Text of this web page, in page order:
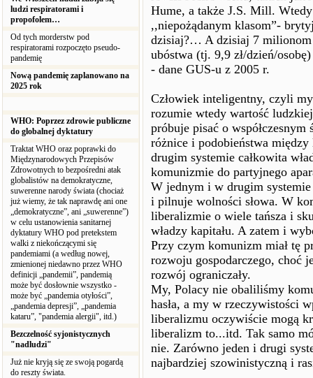
ludzi respiratorami i
propofolem…
Od tych morderstw pod
respiratorami rozpoczęto pseudo-
pandemię
Nową pandemię zaplanowano na
2025 rok
WHO: Poprzez zdrowie publiczne
do globalnej dyktatury
Traktat WHO oraz poprawki do
Międzynarodowych Przepisów
Zdrowotnych to bezpośredni atak
globalistów na demokratyczne,
suwerenne narody świata (chociaż
już wiemy, że tak naprawdę ani one
„demokratyczne”, ani „suwerenne”)
w celu ustanowienia sanitarnej
dyktatury WHO pod pretekstem
walki z niekończącymi się
pandemiami (a według nowej,
zmienionej niedawno przez WHO
definicji „pandemii”, pandemią
może być dosłownie wszystko -
może być „pandemia otyłości”,
„pandemia depresji”, „pandemia
kataru”, "pandemia alergii", itd.)
Bezczelność syjonistycznych
"nadludzi"
Już nie kryją się ze swoją pogardą
do reszty świata.
Hume, a także J.S. Mill.
,,niepożądanym klasom”-
dzisiaj?… A dzisiaj 7 milionom
ubóstwa (tj. 9,9 zł/dzień/
- dane GUS-u z 2005 r.
Człowiek inteligentny, czyli
rozumie wtedy wartość
próbuje pisać o
różnice i podobieństwa
drugim systemie całkowita
komunizmie do partyjnego
W jednym i w drugim
i pilnuje wolności słowa. W
liberalizmie o wiele tańsza i
władzy kapitału. A zatem i
Przy czym komunizm miał tę
rozwoju gospodarczego, choć
rozwój ograniczały.
My, Polacy nie obaliliśmy
hasła, a my w rzeczywistości
liberalizmu oczywiście mogą
liberalizm to...itd. Tak samo
nie. Zarówno jeden i drugi
najbardziej szowinistyczną i